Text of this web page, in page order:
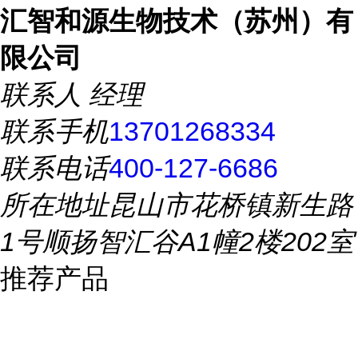
汇智和源生物技术（苏州）有
限公司
联系人 经理
联系手机13701268334
联系电话400-127-6686
所在地址昆山市花桥镇新生路
1号顺扬智汇谷A1幢2楼202室
推荐产品